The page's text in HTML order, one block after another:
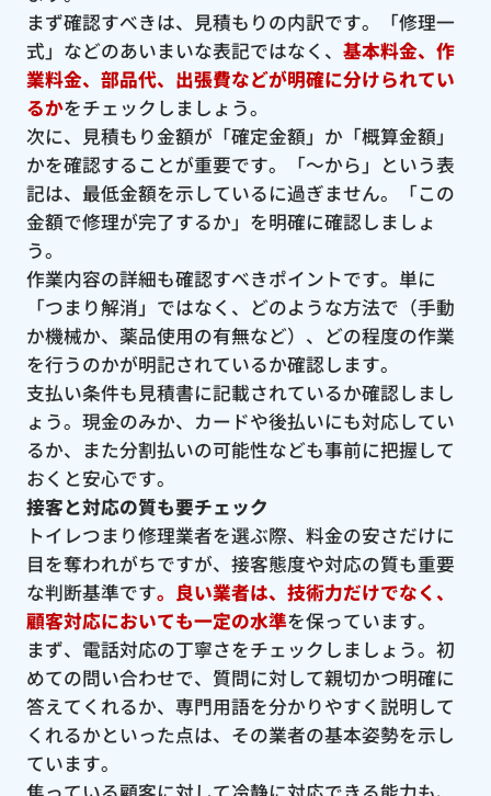
まず確認すべきは、見積もりの内訳です。「修理一
式」などのあいまいな表記ではなく、 基本料金、作
業料金、部品代、出張費などが明確に分けられてい
るかをチェックしましょう。
次に、見積もり金額が「確定金額」か「概算金額」
かを確認することが重要です。「〜から」という表
記は、最低金額を示しているに過ぎません。「この
金額で修理が完了するか」を明確に確認しましょ
う。
作業内容の詳細も確認すべきポイントです。単に
「つまり解消」ではなく、どのような方法で（手動
か機械か、薬品使用の有無など）、どの程度の作業
を行うのかが明記されているか確認します。
支払い条件も見積書に記載されているか確認しまし
ょう。現金のみか、カードや後払いにも対応してい
るか、また分割払いの可能性なども事前に把握して
おくと安心です。
接客と対応の質も要チェック
トイレつまり修理業者を選ぶ際、料金の安さだけに
目を奪われがちですが、接客態度や対応の質も重要
な判断基準です。良い業者は、技術力だけでなく、
顧客対応においても一定の水準を保っています。
まず、電話対応の丁寧さをチェックしましょう。初
めての問い合わせで、質問に対して親切かつ明確に
答えてくれるか、専門用語を分かりやすく説明して
くれるかといった点は、その業者の基本姿勢を示し
ています。